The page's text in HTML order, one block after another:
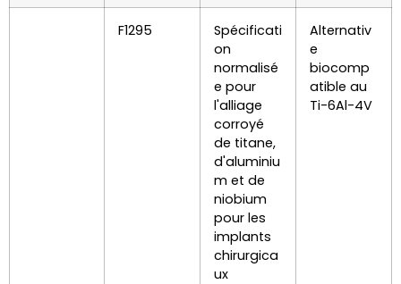
F1295
Spécificati
on
normalisé
e pour
l'alliage
corroyé
de titane,
d'aluminiu
m et de
niobium
pour les
implants
chirurgica
ux
Alternativ
e
biocomp
atible au
Ti-6Al-4V